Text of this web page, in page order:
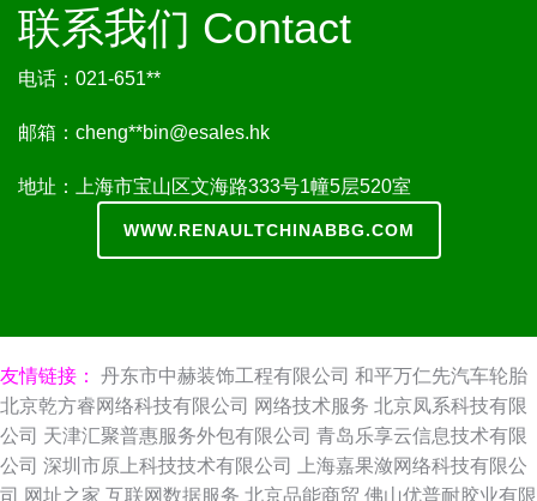
联系我们 Contact
电话：021-651**
邮箱：cheng**bin@esales.hk
地址：上海市宝山区文海路333号1幢5层520室
WWW.RENAULTCHINABBG.COM
友情链接： 丹东市中赫装饰工程有限公司 和平万仁先汽车轮胎
北京乾方睿网络科技有限公司 网络技术服务 北京凤系科技有限
公司 天津汇聚普惠服务外包有限公司 青岛乐享云信息技术有限
公司 深圳市原上科技技术有限公司
上海嘉果潋网络科技有限公
司 网址之家 互联网数据服务 北京品能商贸 佛山优普耐胶业有限